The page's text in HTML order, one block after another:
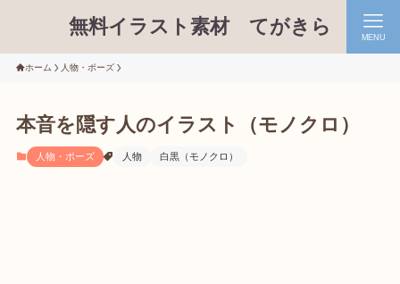
無料イラスト素材 てがきら MENU
ホーム 人物・ポーズ
本音を隠す人のイラスト（モノクロ）
人物・ポーズ 人物 白黒（モノクロ）